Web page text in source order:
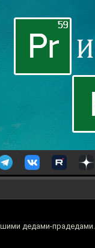
дедами-прадедами.